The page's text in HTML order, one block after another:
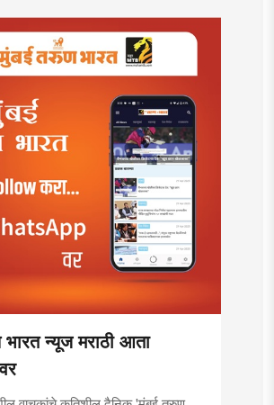
न्यूज मराठी आता